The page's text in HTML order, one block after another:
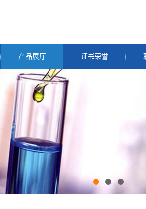
产品展厅 证书荣誉